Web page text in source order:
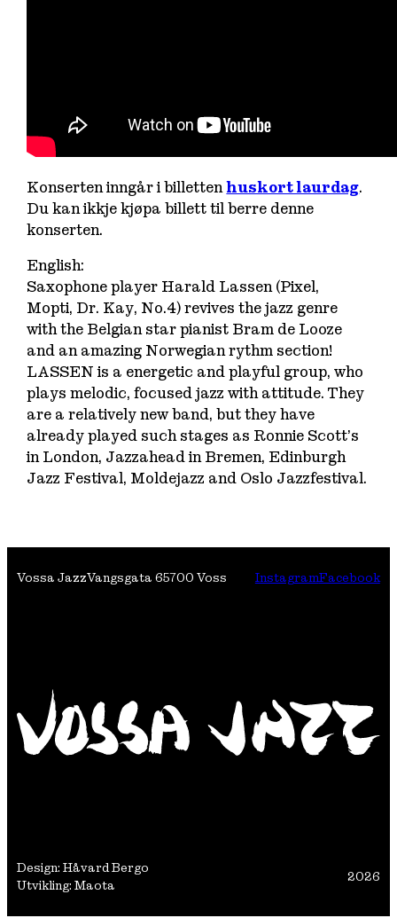
Konserten inngår i billettenhuskort laurdag.
Du kan ikkje kjøpa billett til berre denne
konserten.
English:
Saxophone player Harald Lassen (Pixel,
Mopti, Dr. Kay, No.4) revives the jazz genre
with the Belgian star pianist Bram de Looze
and an amazing Norwegian rythm section!
LASSEN is a energetic and playful group, who
plays melodic, focused jazz with attitude. They
are a relatively new band, but they have
already played such stages as Ronnie Scott’s
in London, Jazzahead in Bremen, Edinburgh
Jazz Festival, Moldejazz and Oslo Jazzfestival.
Vossa JazzVangsgata 65700 Voss InstagramFacebook
Design: Håvard Bergo
Utvikling: Maota
2026